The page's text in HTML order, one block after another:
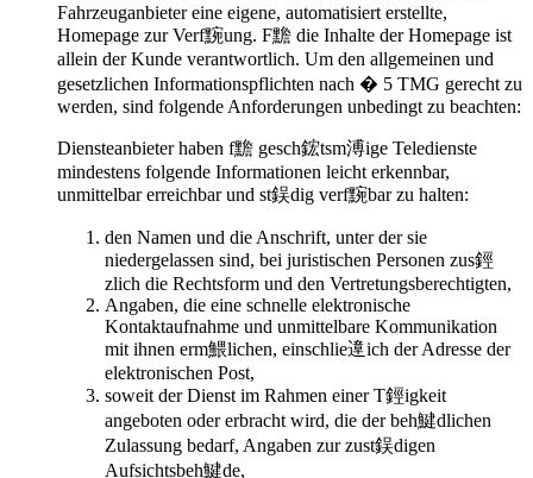
Fahrzeuganbieter eine eigene, automatisiert erstellte,
Homepage zur Verf黦ung. F黵 die Inhalte der Homepage ist
allein der Kunde verantwortlich. Um den allgemeinen und
gesetzlichen Informationspflichten nach � 5 TMG gerecht zu
werden, sind folgende Anforderungen unbedingt zu beachten:
Diensteanbieter haben f黵 gesch鋐tsm溥ige Teledienste
mindestens folgende Informationen leicht erkennbar,
unmittelbar erreichbar und st鋘dig verf黦bar zu halten:
den Namen und die Anschrift, unter der sie
niedergelassen sind, bei juristischen Personen zus鋞
zlich die Rechtsform und den Vertretungsberechtigten,
Angaben, die eine schnelle elektronische
Kontaktaufnahme und unmittelbare Kommunikation
mit ihnen erm鰃lichen, einschlie遧ich der Adresse der
elektronischen Post,
soweit der Dienst im Rahmen einer T鋞igkeit
angeboten oder erbracht wird, die der beh鰎dlichen
Zulassung bedarf, Angaben zur zust鋘digen
Aufsichtsbeh鰎de,